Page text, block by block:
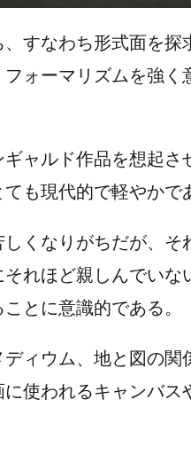
すなわち形式面を探
ォーマリズムを強く
ャルド作品を想起さ
も現代的で軽やかで
くなりがちだが、そ
れほど親しんでいな
とに意識的である。
ィウム、地と図の関
使われるキャンバス